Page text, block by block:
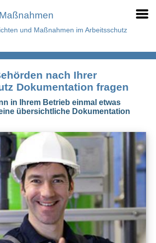
und Maßnahmen im Arbeitsschutz
nach Ihrer
Dokumentation fragen
in Ihrem Betrieb einmal etwas
übersichtliche Dokumentation